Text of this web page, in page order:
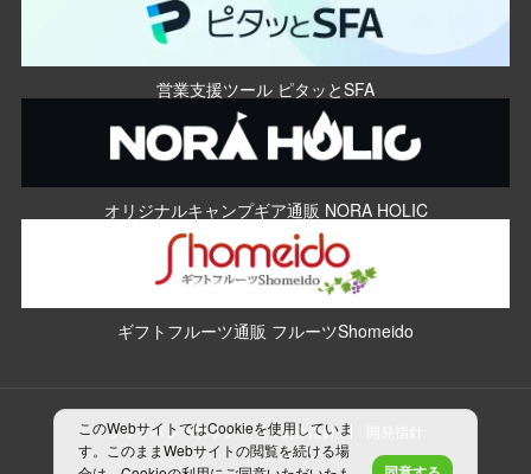
営業支援ツール ピタッとSFA
オリジナルキャンプギア通販 NORA HOLIC
ギフトフルーツ通販 フルーツShomeido
プライバシーポリシー 制作指針
このWebサイトではCookieを使用していま
す。このままWebサイトの閲覧を続ける場